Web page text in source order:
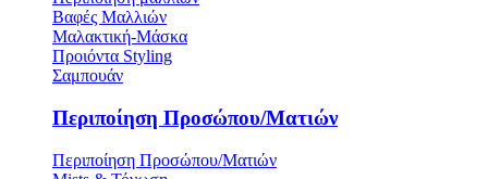
Βαφές Μαλλιών
Μαλακτική-Μάσκα
Προιόντα Styling
Σαμπουάν
Περιποίηση Προσώπου/Ματιών
Περιποίηση Προσώπου/Ματιών